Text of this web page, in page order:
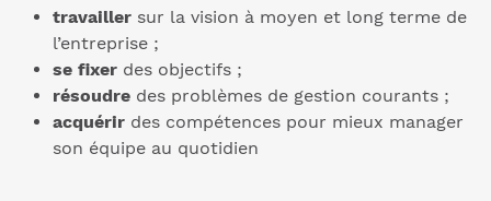
travailler sur la vision à moyen et long terme de
l’entreprise ;
se fixer des objectifs ;
résoudre des problèmes de gestion courants ;
acquérir des compétences pour mieux manager
son équipe au quotidien